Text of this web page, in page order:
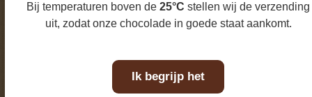
Bij temperaturen boven de 25°C stellen wij de verzending
uit, zodat onze chocolade in goede staat aankomt.
Ik begrijp het